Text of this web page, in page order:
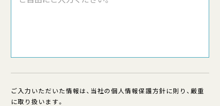
ご入力いただいた情報は、当社の個人情報保護方針に則り、厳重
に取り扱います。